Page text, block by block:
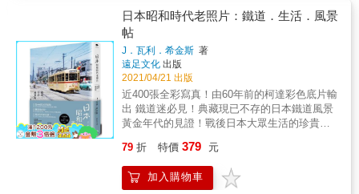
るほど！」 作者長年教授外國人日文，經常碰
到他們提出的各種疑問。這本書將「易懂」作
為第一優先考量，體認到傳授日本文化無法單
靠語言，不能說得太細節太複雜，要同時搭配
圖示解說，才能真正易懂。 ▌打基礎的第一本
日本文化圖解書！ 作者相信：只要稍微掌握大
致概念，便能夠深入理解日本文化。因此，這
本書期待為讀者打下基礎，在未來上網搜尋資
料，因為有基礎知識，便能輕易從中辨識出真
到的文化題 ●在日本過年，怎麼過？ ˙新年擺飾
──門松：讓年神憑附的物品。為了方便年神在
造訪時辨識，家家戶戶將門松放置於家門口。
政局與參勤交代等制度推動下，也促成江戶時
代的經濟發展。這個時期的主角，也就從武士
轉變為商人，庶民文化大放異彩。 素有「八百
零八町」之稱的江戶，最初只是一個小漁港，
歷經長年戰亂而荒廢。直到德川幕府入城後填
灣造陸，開鑿護城河，建設供水設施並整頓市
區河川，江戶的城市建設始大幅提升，庶民大
量聚居的下町也逐年擴展。 以江戶橋為起點，
建立起通往京都、日光、福島、長野、滋賀的
「五街道」，街道上廣設宿場，供往來行旅住
各地，雲遊僧侶進行觀音靈場巡禮，而俳諧師
松尾芭蕉所寫就的《奧之細道》，正是記述其
日本昭和時代老照片：鐵道．生活．風景
帖
J．瓦利．希金斯 著
遠足文化 出版
2021/04/21 出版
近400張全彩寫真！由60年前的柯達彩色底片輸
出 鐵道迷必見！典藏現已不存的日本鐵道風景
黃金年代的見證！戰後日本大眾生活的珍貴紀
者希金斯在1950年代以駐日美軍文官的身分赴
日，爾後擔任日本國鐵顧問，旅行的足跡遍及
日本全國各地。以鐵道攝影為中心，包含都電
79 折 特價 379 元
加入購物車